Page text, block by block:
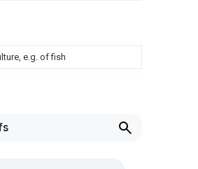
e.g. of fish